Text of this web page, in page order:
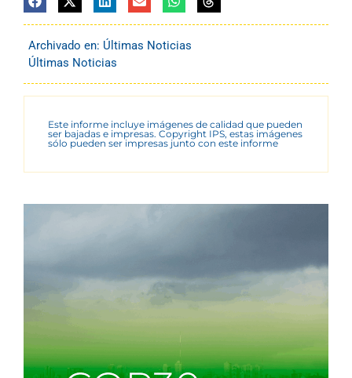
Archivado en: Últimas Noticias
Últimas Noticias
Este informe incluye imágenes de calidad que pueden
ser bajadas e impresas. Copyright IPS, estas imágenes
sólo pueden ser impresas junto con este informe